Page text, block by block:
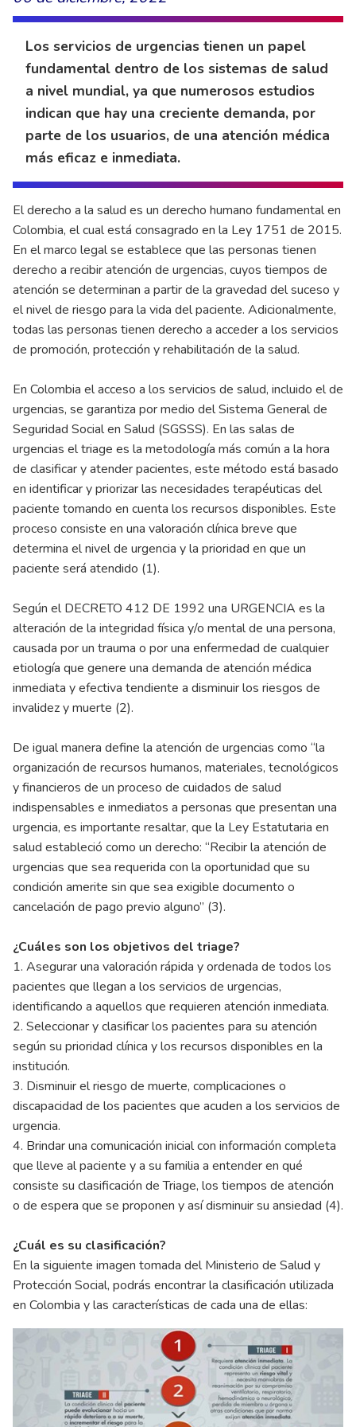
Los servicios de urgencias tienen un papel
fundamental dentro de los sistemas de salud
a nivel mundial, ya que numerosos estudios
indican que hay una creciente demanda, por
parte de los usuarios, de una atención médica
más eficaz e inmediata.
El derecho a la salud es un derecho humano fundamental en
Colombia, el cual está consagrado en la Ley 1751 de 2015.
En el marco legal se establece que las personas tienen
derecho a recibir atención de urgencias, cuyos tiempos de
atención se determinan a partir de la gravedad del suceso y
el nivel de riesgo para la vida del paciente. Adicionalmente,
todas las personas tienen derecho a acceder a los servicios
de promoción, protección y rehabilitación de la salud.
En Colombia el acceso a los servicios de salud, incluido el de
urgencias, se garantiza por medio del Sistema General de
Seguridad Social en Salud (SGSSS). En las salas de
urgencias el triage es la metodología más común a la hora
de clasificar y atender pacientes, este método está basado
en identificar y priorizar las necesidades terapéuticas del
paciente tomando en cuenta los recursos disponibles. Este
proceso consiste en una valoración clínica breve que
determina el nivel de urgencia y la prioridad en que un
paciente será atendido (1).
Según el DECRETO 412 DE 1992 una URGENCIA es la
alteración de la integridad física y/o mental de una persona,
causada por un trauma o por una enfermedad de cualquier
etiología que genere una demanda de atención médica
inmediata y efectiva tendiente a disminuir los riesgos de
invalidez y muerte (2).
De igual manera define la atención de urgencias como “la
organización de recursos humanos, materiales, tecnológicos
y financieros de un proceso de cuidados de salud
indispensables e inmediatos a personas que presentan una
urgencia, es importante resaltar, que la Ley Estatutaria en
salud estableció como un derecho: “Recibir la atención de
urgencias que sea requerida con la oportunidad que su
condición amerite sin que sea exigible documento o
cancelación de pago previo alguno” (3).
¿Cuáles son los objetivos del triage?
1. Asegurar una valoración rápida y ordenada de todos los
pacientes que llegan a los servicios de urgencias,
identificando a aquellos que requieren atención inmediata.
2. Seleccionar y clasificar los pacientes para su atención
según su prioridad clínica y los recursos disponibles en la
institución.
3. Disminuir el riesgo de muerte, complicaciones o
discapacidad de los pacientes que acuden a los servicios de
urgencia.
4. Brindar una comunicación inicial con información completa
que lleve al paciente y a su familia a entender en qué
consiste su clasificación de Triage, los tiempos de atención
o de espera que se proponen y así disminuir su ansiedad (4).
¿Cuál es su clasificación?
En la siguiente imagen tomada del Ministerio de Salud y
Protección Social, podrás encontrar la clasificación utilizada
en Colombia y las características de cada una de ellas: